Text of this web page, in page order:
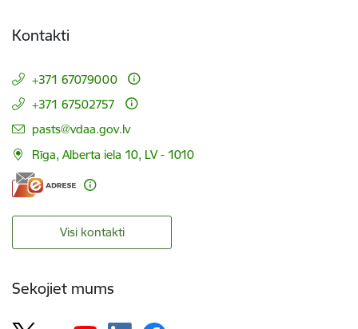
Kontakti
+371 67079000
+371 67502757
E-pasts:
pasts@vdaa.gov.lv
Rīga, Alberta iela 10, LV - 1010
Visi kontakti
Sekojiet mums